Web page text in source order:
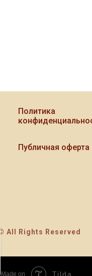
Политика
Публичная оферта
© All Rights Reserved
Made on Tilda